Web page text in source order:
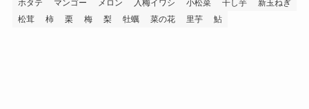
ホタテ
マンゴー メロン 入梅イワシ 小松菜 干し芋
新玉ねぎ
松茸
柿 栗 梅 梨 牡蠣 菜の花 里芋 鮎